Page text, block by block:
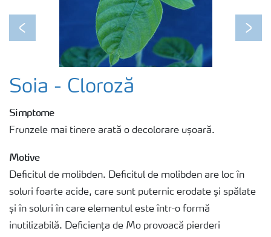
Previous Next
Soia - Cloroză
Simptome
Frunzele mai tinere arată o decolorare ușoară.
Motive
Deficitul de molibden. Deficitul de molibden are loc în
soluri foarte acide, care sunt puternic erodate și spălate
și în soluri în care elementul este într-o formă
inutilizabilă. Deficiența de Mo provoacă pierderi